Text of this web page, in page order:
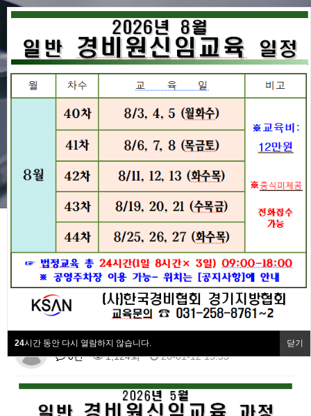
24시간 동안 다시 열람하지 않습니다. 닫기
공지사항
협회동정
경비원교육
구인구직
협회주요사업
협회동정
협회소개
공지사항
공지사항
전국지방협회
2026년 1월-3월 일반경비원 신
임교육 일정
경기지방협회
0건
1,124회 26-01-12 15:53